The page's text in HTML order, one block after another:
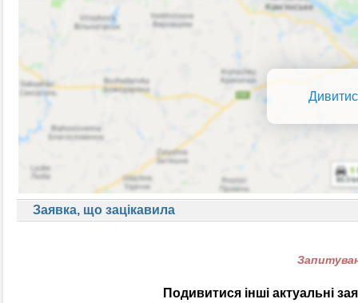
Заявка, що зацікавила
Подивитися інші актуальні